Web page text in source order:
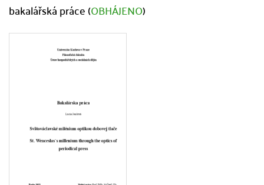
bakalářská práce (OBHÁJENO)